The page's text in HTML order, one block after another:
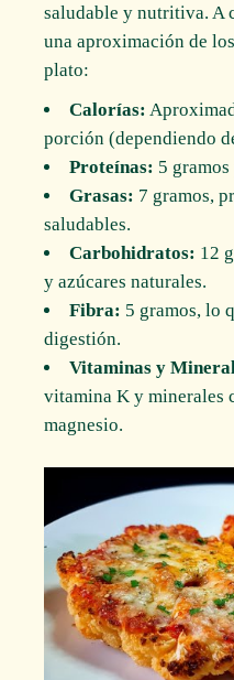
saludable y nutritiva. A
una aproximación de
plato:
Calorías:
porción (dependiendo
Proteínas: 5
Grasas: 7 gramos,
saludables.
Carbohidratos: 12
y azúcares naturales.
Fibra: 5 gramos, lo
digestión.
Vitaminas y
vitamina K y minerales
magnesio.